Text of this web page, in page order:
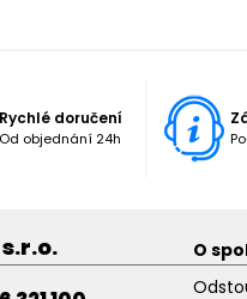
Rychlé doručení
Od objednání 24h
O